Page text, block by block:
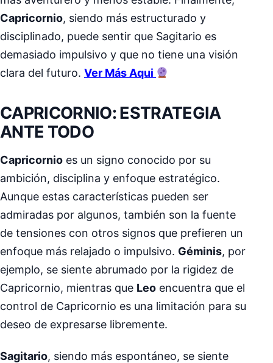
Capricornio, siendo más estructurado y
disciplinado, puede sentir que Sagitario es
demasiado impulsivo y que no tiene una visión
clara del futuro. Ver Más Aqui
CAPRICORNIO: ESTRATEGIA
ANTE TODO
Capricornio es un signo conocido por su
ambición, disciplina y enfoque estratégico.
Aunque estas características pueden ser
admiradas por algunos, también son la fuente
de tensiones con otros signos que prefieren un
enfoque más relajado o impulsivo. Géminis, por
ejemplo, se siente abrumado por la rigidez de
Capricornio, mientras que Leo encuentra que el
control de Capricornio es una limitación para su
deseo de expresarse libremente.
Sagitario, siendo más espontáneo, se siente